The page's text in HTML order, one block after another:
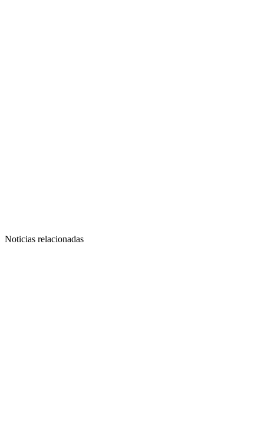
Noticias relacionadas